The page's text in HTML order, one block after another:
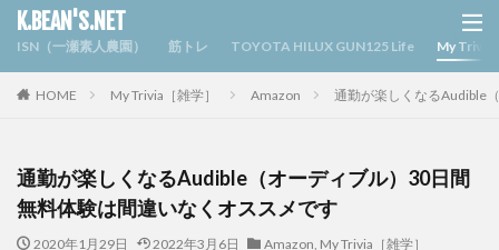
K.BEAN'S.NET
ISN（一瀬素人農園） 筋トレ TOYOTA HILUX GUN125 Life My Trivia
HOME My Trivia［雑学］ Amazon 通勤が楽しくなるAudible
通勤が楽しくなるAudible（オーディブル）30日間
無料体験は間違いなくオススメです
2020年1月29日 2022年3月6日 Amazon, My Trivia［雑学］